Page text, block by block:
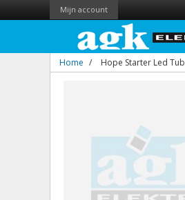
Mijn account
Home / Hope Starter Led